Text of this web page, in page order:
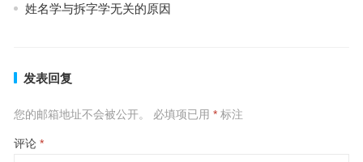
姓名学与拆字学无关的原因
发表回复
您的邮箱地址不会被公开。 必填项已用 *标注
评论 *